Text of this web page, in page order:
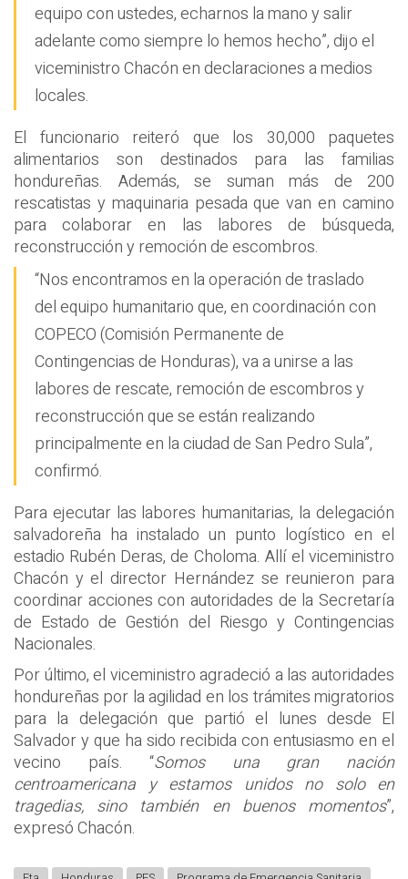
equipo con ustedes, echarnos la mano y salir
adelante como siempre lo hemos hecho”, dijo el
viceministro Chacón en declaraciones a medios
locales.
El funcionario reiteró que los 30,000 paquetes
alimentarios son destinados para las familias
hondureñas. Además, se suman más de 200
rescatistas y maquinaria pesada que van en camino
para colaborar en las labores de búsqueda,
reconstrucción y remoción de escombros.
“Nos encontramos en la operación de traslado
del equipo humanitario que, en coordinación con
COPECO (Comisión Permanente de
Contingencias de Honduras), va a unirse a las
labores de rescate, remoción de escombros y
reconstrucción que se están realizando
principalmente en la ciudad de San Pedro Sula”,
confirmó.
Para ejecutar las labores humanitarias, la delegación
salvadoreña ha instalado un punto logístico en el
estadio Rubén Deras, de Choloma. Allí el viceministro
Chacón y el director Hernández se reunieron para
coordinar acciones con autoridades de la Secretaría
de Estado de Gestión del Riesgo y Contingencias
Nacionales.
Por último, el viceministro agradeció a las autoridades
hondureñas por la agilidad en los trámites migratorios
para la delegación que partió el lunes desde El
Salvador y que ha sido recibida con entusiasmo en el
vecino país. “Somos una gran nación
centroamericana y estamos unidos no solo en
tragedias, sino también en buenos momentos”,
expresó Chacón.